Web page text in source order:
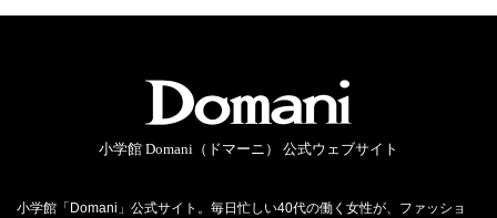
小学館 Domani（ドマーニ） 公式ウェブサイト
小学館「Domani」公式サイト。毎日忙しい40代の働く女性が、ファッショ